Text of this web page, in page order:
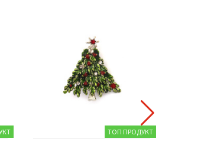
ТОП ПРОДУКТ